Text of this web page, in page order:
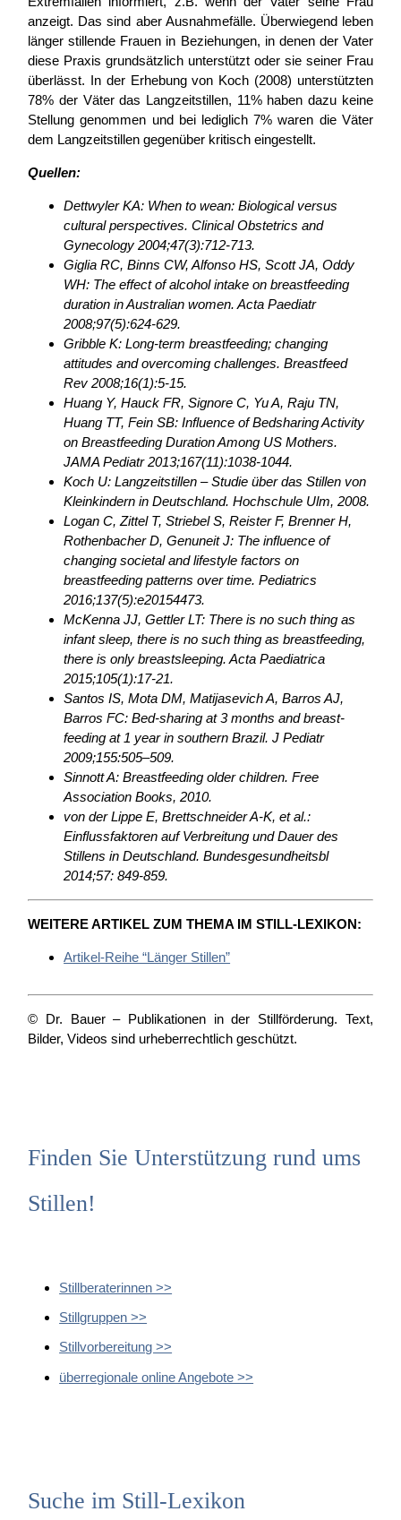
anzeigt. Das sind aber Ausnahmefälle. Überwiegend leben
länger stillende Frauen in Beziehungen, in denen der Vater
diese Praxis grundsätzlich unterstützt oder sie seiner Frau
überlässt. In der Erhebung von Koch (2008) unterstützten
78% der Väter das Langzeitstillen, 11% haben dazu keine
Stellung genommen und bei lediglich 7% waren die Väter
dem Langzeitstillen gegenüber kritisch eingestellt.
Quellen:
Dettwyler KA: When to wean: Biological versus
cultural perspectives. Clinical Obstetrics and
Gynecology 2004;47(3):712-713.
Giglia RC, Binns CW, Alfonso HS, Scott JA, Oddy
WH: The effect of alcohol intake on breastfeeding
duration in Australian women. Acta Paediatr
2008;97(5):624-629.
Gribble K: Long-term breastfeeding; changing
attitudes and overcoming challenges. Breastfeed
Rev 2008;16(1):5-15.
Huang Y, Hauck FR, Signore C, Yu A, Raju TN,
Huang TT, Fein SB: Influence of Bedsharing Activity
on Breastfeeding Duration Among US Mothers.
JAMA Pediatr 2013;167(11):1038-1044.
Koch U: Langzeitstillen – Studie über das Stillen von
Kleinkindern in Deutschland. Hochschule Ulm, 2008.
Logan C, Zittel T, Striebel S, Reister F, Brenner H,
Rothenbacher D, Genuneit J: The influence of
changing societal and lifestyle factors on
breastfeeding patterns over time. Pediatrics
2016;137(5):e20154473.
McKenna JJ, Gettler LT: There is no such thing as
infant sleep, there is no such thing as breastfeeding,
there is only breastsleeping. Acta Paediatrica
2015;105(1):17-21.
Santos IS, Mota DM, Matijasevich A, Barros AJ,
Barros FC: Bed-sharing at 3 months and breast-
feeding at 1 year in southern Brazil. J Pediatr
2009;155:505–509.
Sinnott A: Breastfeeding older children. Free
Association Books, 2010.
von der Lippe E, Brettschneider A-K, et al.:
Einflussfaktoren auf Verbreitung und Dauer des
Stillens in Deutschland. Bundesgesundheitsbl
2014;57: 849-859.
WEITERE ARTIKEL ZUM THEMA IM STILL-LEXIKON:
Artikel-Reihe “Länger Stillen”
© Dr. Bauer – Publikationen in der Stillförderung. Text,
Bilder, Videos sind urheberrechtlich geschützt.
Finden Sie Unterstützung rund ums
Stillen!
Stillberaterinnen >>
Stillgruppen >>
Stillvorbereitung >>
überregionale online Angebote >>
Suche im Still-Lexikon